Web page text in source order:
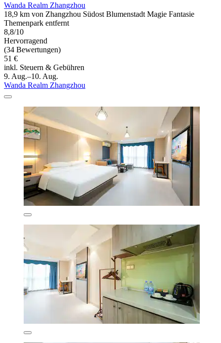
Wanda Realm Zhangzhou
18,9 km von Zhangzhou Südost Blumenstadt Magie Fantasie
Themenpark entfernt
8,8/10
Hervorragend
(34 Bewertungen)
51 €
inkl. Steuern & Gebühren
9. Aug.–10. Aug.
Wanda Realm Zhangzhou